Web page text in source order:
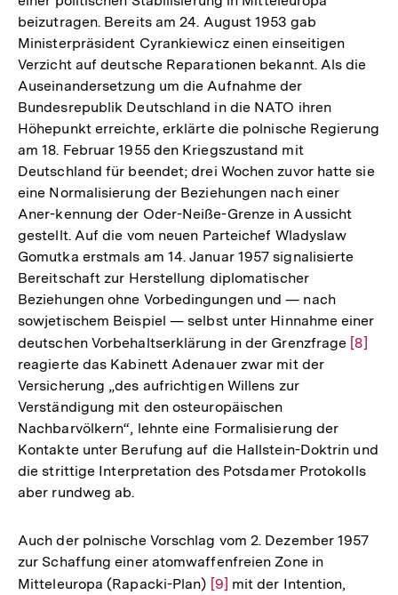
beizutragen. Bereits am 24. August 1953 gab
Ministerpräsident Cyrankiewicz einen einseitigen
Verzicht auf deutsche Reparationen bekannt. Als die
Auseinandersetzung um die Aufnahme der
Bundesrepublik Deutschland in die NATO ihren
Höhepunkt erreichte, erklärte die polnische Regierung
am 18. Februar 1955 den Kriegszustand mit
Deutschland für beendet; drei Wochen zuvor hatte sie
eine Normalisierung der Beziehungen nach einer
Aner-kennung der Oder-Neiße-Grenze in Aussicht
gestellt. Auf die vom neuen Parteichef Wladyslaw
Gomutka erstmals am 14. Januar 1957 signalisierte
Bereitschaft zur Herstellung diplomatischer
Beziehungen ohne Vorbedingungen und — nach
sowjetischem Beispiel — selbst unter Hinnahme einer
deutschen Vorbehaltserklärung in der Grenzfrage Zur
[8]
reagierte das Kabinett Adenauer zwar mit der
Versicherung „des aufrichtigen Willens zur
Verständigung mit den osteuropäischen
Nachbarvölkern“, lehnte eine Formalisierung der
Kontakte unter Berufung auf die Hallstein-Doktrin und
die strittige Interpretation des Potsdamer Protokolls
aber rundweg ab.
Auch der polnische Vorschlag vom 2. Dezember 1957
zur Schaffung einer atomwaffenfreien Zone in
Mitteleuropa (Rapacki-Plan) Zur
[9] mit der Intention,